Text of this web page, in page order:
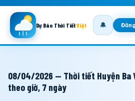
Dự Báo Thời TiếtViệt 🔔
08/04/2026 — Thời tiết Huyện Ba
theo giờ, 7 ngày